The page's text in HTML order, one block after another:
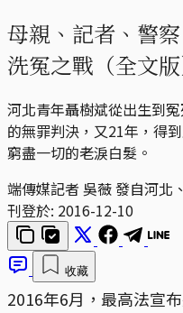
母親、記者、警
洗冤之戰（全文版
河北青年聶樹斌從出生到
的無罪判決，又21年，得
窮盡一切的老淚白髮。
端傳媒記者 吳薇 發自河北
刊登於: 2016-12-10
收藏
2016年6月，最高法宣